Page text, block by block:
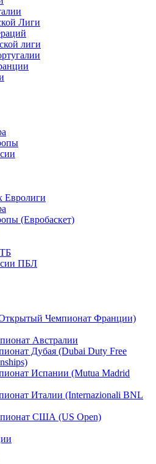
Лиги
лиги
Евролиги
(Евробаскет)
ПБЛ
Чемпионат Франции)
Австралии
Дубая (Dubai Duty Free
Испании (Mutua Madrid
Италии (Internazionali BNL
США (US Open)